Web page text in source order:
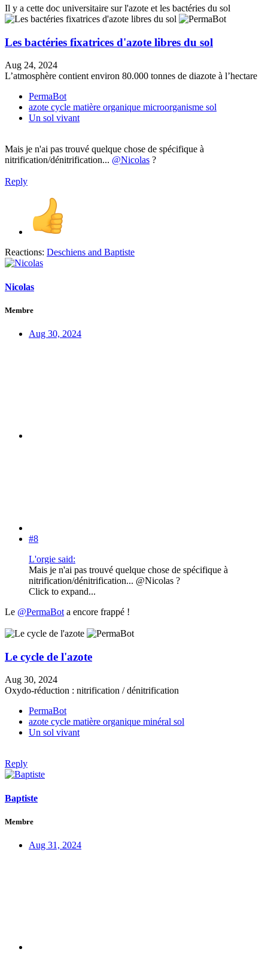
Il y a cette doc universitaire sur l'azote et les bactéries du sol
Les bactéries fixatrices d'azote libres du sol
Aug 24, 2024
L’atmosphère contient environ 80.000 tonnes de diazote à l’hectare
PermaBot
azote cycle matière organique microorganisme sol
Un sol vivant
Mais je n'ai pas trouvé quelque chose de spécifique à
nitrification/dénitrification... @Nicolas ?
Reply
Reactions: Deschiens and Baptiste
Nicolas
Membre
Aug 30, 2024
#8
L'orgie said:
Mais je n'ai pas trouvé quelque chose de spécifique à
nitrification/dénitrification... @Nicolas ?
Click to expand...
Le @PermaBot a encore frappé !
Le cycle de l'azote
Aug 30, 2024
Oxydo-réduction : nitrification / dénitrification
PermaBot
azote cycle matière organique minéral sol
Un sol vivant
Reply
Baptiste
Membre
Aug 31, 2024